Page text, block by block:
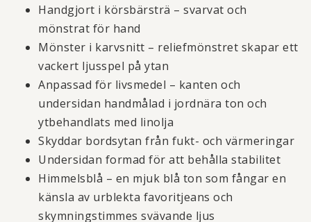
Handgjort i körsbärsträ – svarvat och
mönstrat för hand
Mönster i karvsnitt – reliefmönstret skapar ett
vackert ljusspel på ytan
Anpassad för livsmedel – kanten och
undersidan handmålad i jordnära ton och
ytbehandlats med linolja
Skyddar bordsytan från fukt- och värmeringar
Undersidan formad för att behålla stabilitet
Himmelsblå – en mjuk blå ton som fångar en
känsla av urblekta favoritjeans och
skymningstimmes svävande ljus